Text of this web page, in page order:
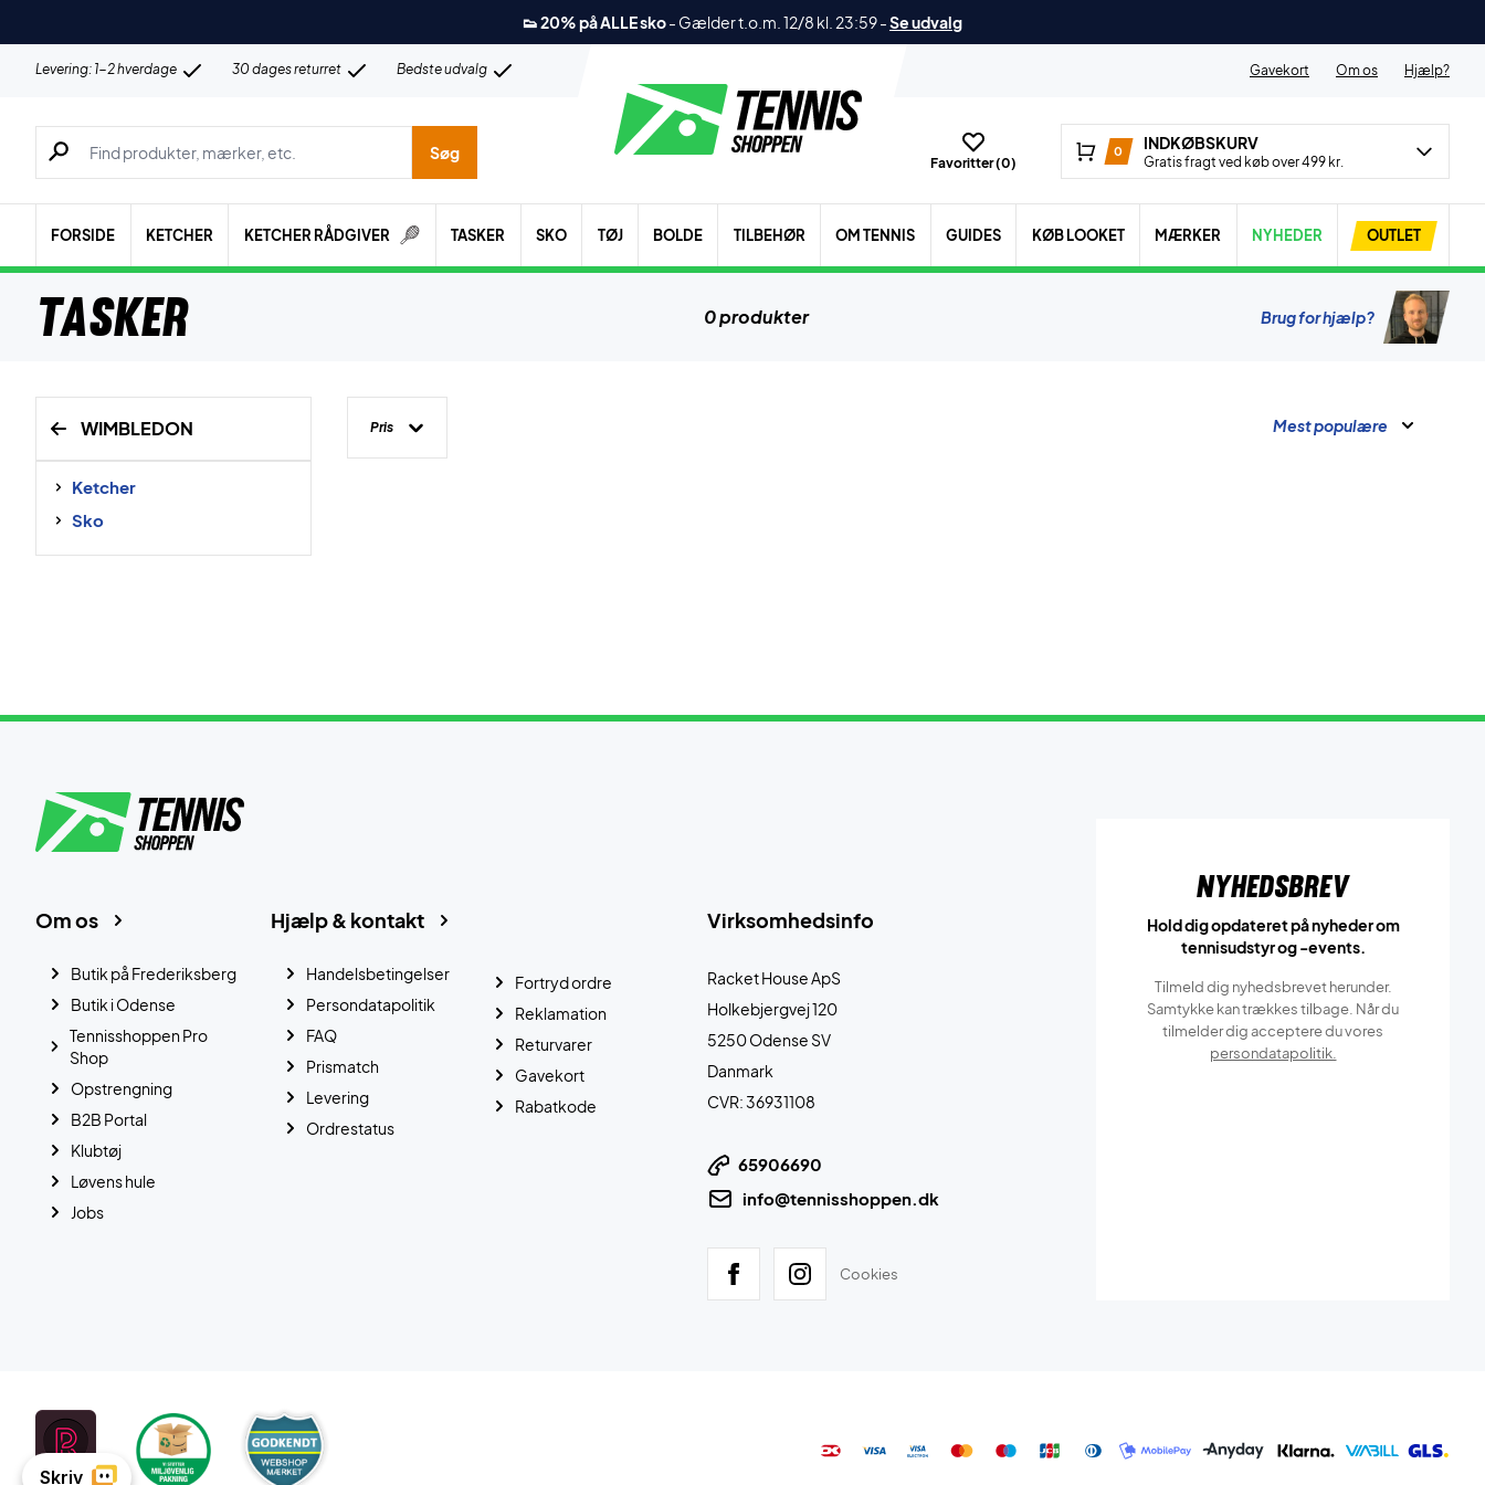
👟 20% på ALLE sko- Gælder t.o.m. 12/8 kl. 23:59-Se udvalg
Levering: 1-2 hverdage 30 dages returret Bedste udvalg Gavekort Om os Hjælp?
Søg efter produkter, mærker etc.
Søg
Favoritter (0)
0 INDKØBSKURV
Gratis fragt ved køb over 499 kr.
FORSIDE KETCHER KETCHER RÅDGIVER TASKER SKO TØJ BOLDE TILBEHØR OM TENNIS GUIDES KØB LOOKET MÆRKER NYHEDER OUTLET
Tasker 0 produkter Brug for hjælp?
WIMBLEDON
Ketcher
Sko
Pris Mest populære
Virksomhedsinfo
Racket House ApS
Holkebjergvej 120
5250 Odense SV
Danmark
CVR: 36931108
65906690
info@tennisshoppen.dk
Cookies
Hjælp & kontakt
Handelsbetingelser
Persondatapolitik
FAQ
Prismatch
Levering
Ordrestatus
Fortryd ordre
Reklamation
Returvarer
Gavekort
Rabatkode
Om os
Butik på Frederiksberg
Butik i Odense
Tennisshoppen Pro
Shop
Opstrengning
B2B Portal
Klubtøj
Løvens hule
Jobs
Nyhedsbrev
Hold dig opdateret på nyheder om
tennisudstyr og -events.
Tilmeld dig nyhedsbrevet herunder.
Samtykke kan trækkes tilbage. Når du
tilmelder dig acceptere du vores
persondatapolitik.